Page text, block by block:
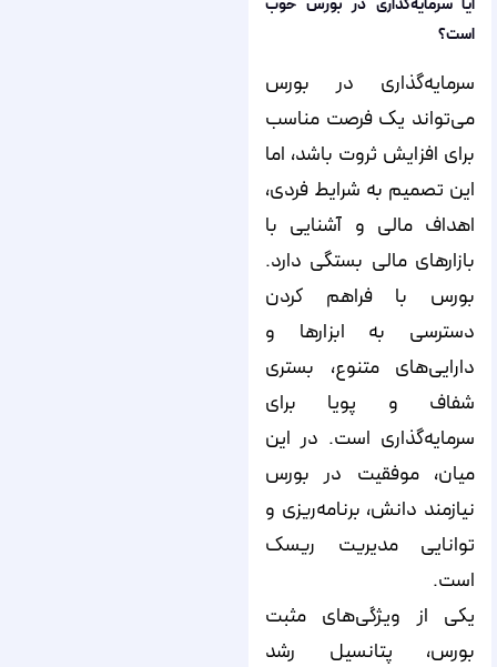
آیا سرمایه‌گذاری در بورس خوب
است؟
سرمایه‌گذاری در بورس
می‌تواند یک فرصت مناسب
برای افزایش ثروت باشد، اما
این تصمیم به شرایط فردی،
اهداف مالی و آشنایی با
بازارهای مالی بستگی دارد.
بورس با فراهم کردن
دسترسی به ابزارها و
دارایی‌های متنوع، بستری
شفاف و پویا برای
سرمایه‌گذاری است. در این
میان، موفقیت در بورس
نیازمند دانش، برنامه‌ریزی و
توانایی مدیریت ریسک
است.
یکی از ویژگی‌های مثبت
بورس، پتانسیل رشد